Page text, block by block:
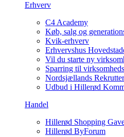
Erhverv
C4 Academy
Køb, salg og
Kvik-erhverv
Erhvervshus
Vil du starte ny
Sparring til
Nordsjællands
Udbud i Hillerød
Handel
Hillerød Shopping
Hillerød ByForum